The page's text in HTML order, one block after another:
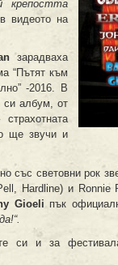
крепостта
видеото на
зарадваха
“Пътят към
-2016. В
си албум, от
ще звучи и
със световни рок
Hardline) и Ronnie
Gioeli пък
си и за